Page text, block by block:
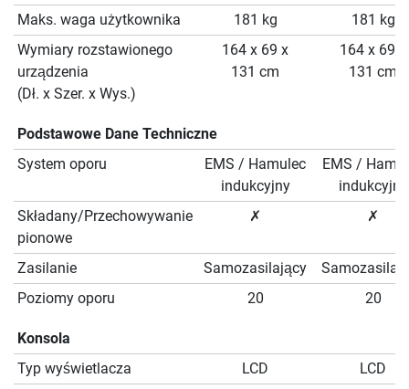
Maks. waga użytkownika
181 kg
181 kg
Wymiary rozstawionego
urządzenia
(Dł. x Szer. x Wys.)
164 x 69 x
131 cm
164 x 69 x
131 cm
Podstawowe Dane Techniczne
System oporu
EMS / Hamulec
indukcyjny
EMS /
indukcyjny
Składany/Przechowywanie
pionowe
✗ ✗
Zasilanie Samozasilający
Poziomy oporu
20 20
Konsola
Typ wyświetlacza
LCD
LCD